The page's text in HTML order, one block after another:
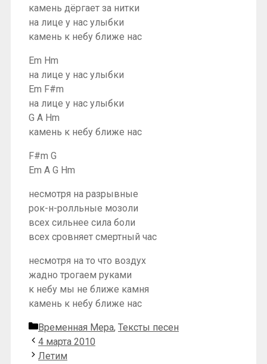
камень дёргает за нитки
на лице у нас улыбки
камень к небу ближе нас
Em Hm
на лице у нас улыбки
Em F#m
на лице у нас улыбки
G A Hm
камень к небу ближе нас
F#m G
Em A G Hm
несмотря на разрывные
рок-н-ролльные мозоли
всех сильнее сила боли
всех сровняет смертный час
несмотря на то что воздух
жадно трогаем руками
к небу мы не ближе камня
камень к небу ближе нас
Рубрики
Временная Мера, Тексты песен
4 марта 2010
Летим